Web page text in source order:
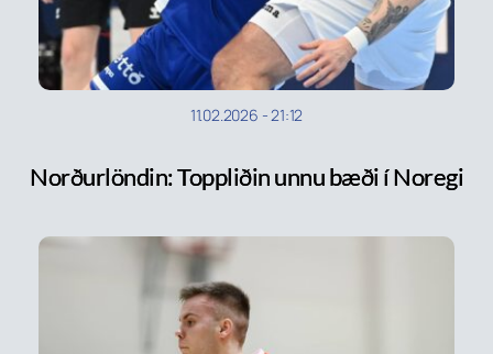
11.02.2026 -21:12
Norðurlöndin: Toppliðin unnu bæði í Noregi